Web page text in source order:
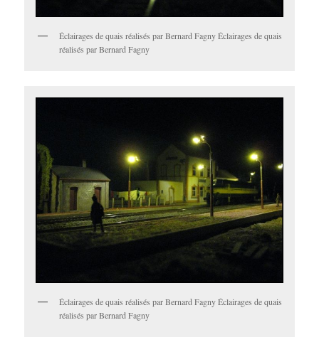
Éclairages de quais réalisés par Bernard Fagny Éclairages de quais
réalisés par Bernard Fagny
Éclairages de quais réalisés par Bernard Fagny Éclairages de quais
réalisés par Bernard Fagny